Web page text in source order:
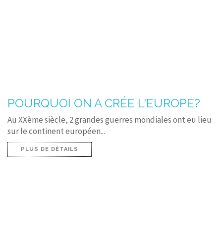
POURQUOI ON A CRÉE L'EUROPE?
Au XXème siècle, 2 grandes guerres mondiales ont eu lieu
sur le continent européen...
PLUS DE DÉTAILS